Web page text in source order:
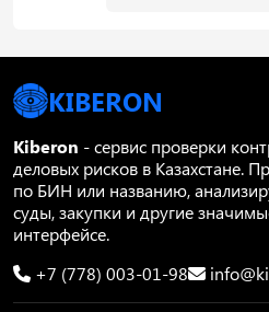
KIBERON
Kiberon - сервис проверки
деловых рисков в Казахстане.
по БИН или названию,
суды, закупки и другие
интерфейсе.
+7 (778) 003-01-98